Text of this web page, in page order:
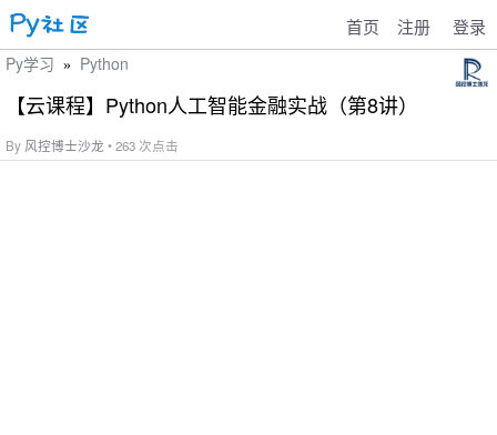
首页 注册 登录
Py学习 » Python
【云课程】Python人工智能金融实战（第8讲）
By 风控博士沙龙 • 263 次点击